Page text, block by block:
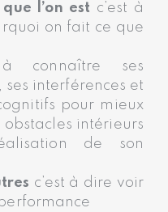
l’on est c’est à
on fait ce que
connaître ses
interférences et
pour mieux
intérieurs
de son
c’est à dire voir